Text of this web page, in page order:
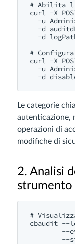
# Abilita
curl -X
-u
-d
-d
#
curl -X
-u
Le categorie
autenticazione,
operazioni di
modifiche di
2. Analisi
strumento
#
cbaudit --
--
--